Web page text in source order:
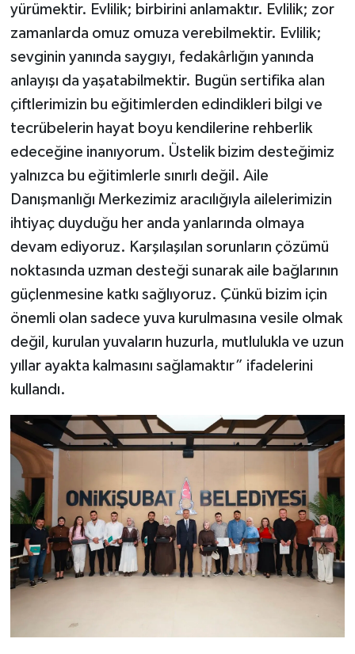
yürümektir. Evlilik; birbirini anlamaktır. Evlilik; zor
zamanlarda omuz omuza verebilmektir. Evlilik;
sevginin yanında saygıyı, fedakârlığın yanında
anlayışı da yaşatabilmektir. Bugün sertifika alan
çiftlerimizin bu eğitimlerden edindikleri bilgi ve
tecrübelerin hayat boyu kendilerine rehberlik
edeceğine inanıyorum. Üstelik bizim desteğimiz
yalnızca bu eğitimlerle sınırlı değil. Aile
Danışmanlığı Merkezimiz aracılığıyla ailelerimizin
ihtiyaç duyduğu her anda yanlarında olmaya
devam ediyoruz. Karşılaşılan sorunların çözümü
noktasında uzman desteği sunarak aile bağlarının
güçlenmesine katkı sağlıyoruz. Çünkü bizim için
önemli olan sadece yuva kurulmasına vesile olmak
değil, kurulan yuvaların huzurla, mutlulukla ve uzun
yıllar ayakta kalmasını sağlamaktır” ifadelerini
kullandı.